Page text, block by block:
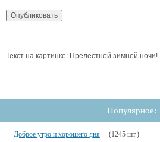
Текст на картинке: Прелестной зимней ночи!.
Популярное:
Доброе утро и хорошего дня (1245 шт.)